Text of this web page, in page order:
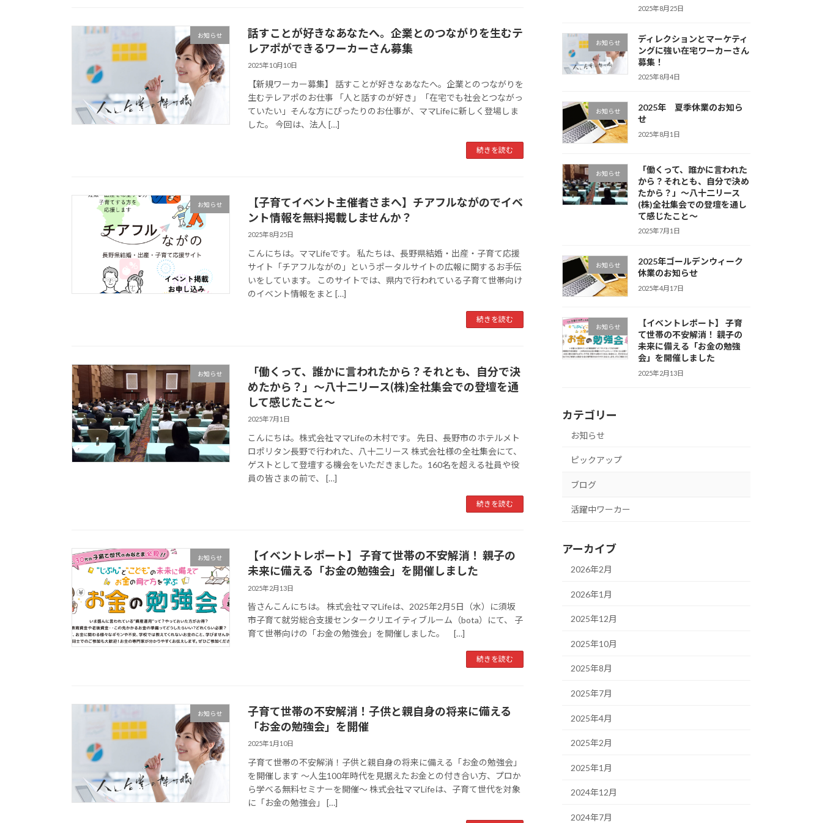
お知らせ
話すことが好きなあなたへ。企業とのつながりを生むテ
レアポができるワーカーさん募集
2025年10月10日
【新規ワーカー募集】 話すことが好きなあなたへ。企業とのつながりを
生むテレアポのお仕事 「人と話すのが好き」「在宅でも社会とつながっ
ていたい」そんな方にぴったりのお仕事が、ママLifeに新しく登場しま
した。 今回は、法人 […]
続きを読む
お知らせ
【子育てイベント主催者さまへ】チアフルながのでイベ
ント情報を無料掲載しませんか？
2025年8月25日
こんにちは。ママLifeです。 私たちは、長野県結婚・出産・子育て応援
サイト「チアフルながの」というポータルサイトの広報に関するお手伝
いをしています。 このサイトでは、県内で行われている子育て世帯向け
のイベント情報をまと […]
続きを読む
お知らせ
「働くって、誰かに言われたから？それとも、自分で決
めたから？」〜八十二リース(株)全社集会での登壇を通
して感じたこと〜
2025年7月1日
こんにちは。株式会社ママLifeの木村です。 先日、長野市のホテルメト
ロポリタン長野で行われた、八十二リース 株式会社様の全社集会にて、
ゲストとして登壇する機会をいただきました。160名を超える社員や役
員の皆さまの前で、 […]
続きを読む
お知らせ
【イベントレポート】 子育て世帯の不安解消！ 親子の
未来に備える「お金の勉強会」を開催しました
2025年2月13日
皆さんこんにちは。 株式会社ママLifeは、2025年2月5日（水）に須坂
市子育て就労総合支援センタークリエイティブルーム（bota）にて、 子
育て世帯向けの「お金の勉強会」を開催しました。 […]
続きを読む
お知らせ
子育て世帯の不安解消！子供と親自身の将来に備える
「お金の勉強会」を開催
2025年1月10日
子育て世帯の不安解消！子供と親自身の将来に備える「お金の勉強会」
を開催します ～人生100年時代を見据えたお金との付き合い方、プロか
ら学べる無料セミナーを開催～ 株式会社ママLifeは、子育て世代を対象
に「お金の勉強会」 […]
2025年8月25日
お知らせ
ディレクションとマーケティ
ングに強い在宅ワーカーさん
募集！
2025年8月4日
お知らせ
2025年 夏季休業のお知ら
せ
2025年8月1日
お知らせ
「働くって、誰かに言われた
から？それとも、自分で決め
たから？」〜八十二リース
(株)全社集会での登壇を通し
て感じたこと〜
2025年7月1日
お知らせ
2025年ゴールデンウィーク
休業のお知らせ
2025年4月17日
お知らせ
【イベントレポート】 子育
て世帯の不安解消！ 親子の
未来に備える「お金の勉強
会」を開催しました
2025年2月13日
カテゴリー
お知らせ
ピックアップ
ブログ
活躍中ワーカー
アーカイブ
2026年2月
2026年1月
2025年12月
2025年10月
2025年8月
2025年7月
2025年4月
2025年2月
2025年1月
2024年12月
2024年7月